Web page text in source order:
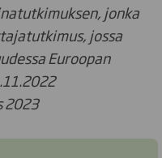
jonka
jossa
Euroopan
2023